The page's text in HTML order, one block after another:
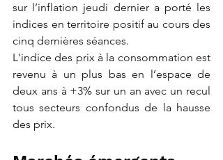
sur l’inflation jeudi dernier a porté les
indices en territoire positif au cours des
cinq dernières séances.
L'indice des prix à la consommation est
revenu à un plus bas en l’espace de
deux ans à +3% sur un an avec un recul
tous secteurs confondus de la hausse
des prix.